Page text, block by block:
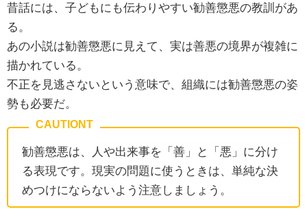
昔話には、子どもにも伝わりやすい勧善懲悪の教訓があ
る。
あの小説は勧善懲悪に見えて、実は善悪の境界が複雑に
描かれている。
不正を見逃さないという意味で、組織には勧善懲悪の姿
勢も必要だ。
勧善懲悪は、人や出来事を「善」と「悪」に分け
る表現です。現実の問題に使うときは、単純な決
めつけにならないよう注意しましょう。